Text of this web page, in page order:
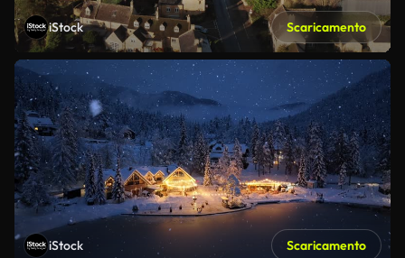
iStock Scaricamento
iStock Scaricamento